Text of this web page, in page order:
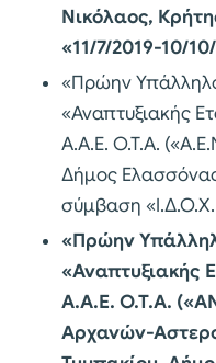
Νικόλαος,
«11/7/2019-10/
«Πρώην
«Αναπτυξιακής
Α.Α.Ε. Ο.Τ.Α.
Δήμος
σύμβαση
«Πρώην
«Αναπτυξιακής
Α.Α.Ε. Ο.Τ.Α.
Αρχανών-